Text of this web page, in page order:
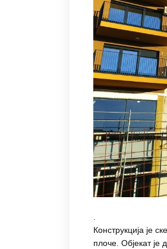
.
Конструкција је
плоче. Објекат